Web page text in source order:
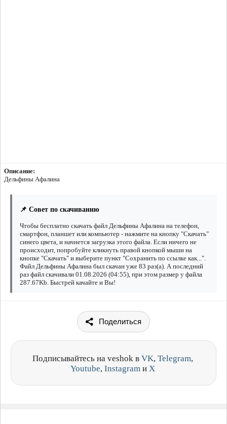
Описание:
Дельфины Афалина
📌 Совет по скачиванию
Чтобы бесплатно скачать файл Дельфины Афалина на телефон,
смартфон, планшет или компьютер - нажмите на кнопку "Скачать"
синего цвета, и начнется загрузка этого файла. Если ничего не
происходит, попробуйте кликнуть правой кнопкой мыши на
кнопке "Скачать" и выберите пункт "Сохранить по ссылке как...".
Файл Дельфины Афалина был скачан уже 83 раз(а). А последний
раз файл скачивали 01.08.2026 (04:55), при этом размер у файла
287.67Kb. Быстрей качайте и Вы!
Поделиться
Подписывайтесь на veshok в VK, Telegram,
Youtube, Instagram и X